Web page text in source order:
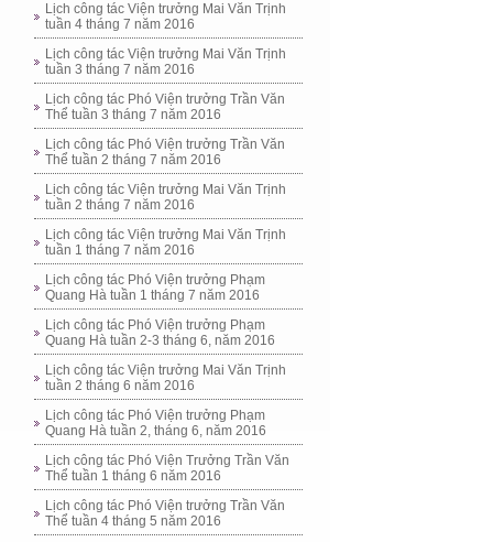
Lịch công tác Viện trưởng Mai Văn Trịnh
tuần 4 tháng 7 năm 2016
Lịch công tác Viện trưởng Mai Văn Trịnh
tuần 3 tháng 7 năm 2016
Lịch công tác Phó Viện trưởng Trần Văn
Thể tuần 3 tháng 7 năm 2016
Lịch công tác Phó Viện trưởng Trần Văn
Thể tuần 2 tháng 7 năm 2016
Lịch công tác Viện trưởng Mai Văn Trịnh
tuần 2 tháng 7 năm 2016
Lịch công tác Viện trưởng Mai Văn Trịnh
tuần 1 tháng 7 năm 2016
Lịch công tác Phó Viện trưởng Phạm
Quang Hà tuần 1 tháng 7 năm 2016
Lịch công tác Phó Viện trưởng Phạm
Quang Hà tuần 2-3 tháng 6, năm 2016
Lịch công tác Viện trưởng Mai Văn Trịnh
tuần 2 tháng 6 năm 2016
Lịch công tác Phó Viện trưởng Phạm
Quang Hà tuần 2, tháng 6, năm 2016
Lịch công tác Phó Viện Trưởng Trần Văn
Thể tuần 1 tháng 6 năm 2016
Lịch công tác Phó Viện trưởng Trần Văn
Thể tuần 4 tháng 5 năm 2016